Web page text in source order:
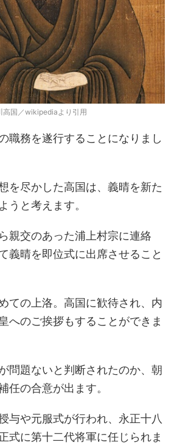
高国／wikipediaより引用
職務を遂行することになりまし
を尽かした高国は、義晴を新た
うと考えます。
親交のあった浦上村宗に連絡
義晴を即位式に出席させること
ての上洛。高国に歓待され、内
へのご挨拶もすることができま
問題ないと判断されたのか、朝
任の合意が出ます。
与や元服式が行われ、永正十八
式に第十二代将軍に任じられま